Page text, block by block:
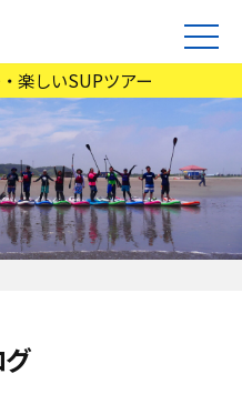
楽しいSUPツアー